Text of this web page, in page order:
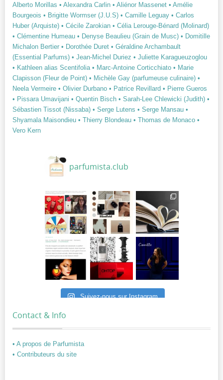
Alberto Morillas • Alexandra Carlin • Aliénor Massenet • Amélie
Bourgeois • Brigitte Wormser (J.U.S) • Camille Leguay • Carlos
Huber (Arquiste) • Cécile Zarokian • Célia Lerouge-Bénard (Molinard)
• Clémentine Humeau • Denyse Beaulieu (Grain de Musc) • Domitille
Michalon Bertier • Dorothée Duret • Géraldine Archambault
(Essential Parfums) • Jean-Michel Duriez • Juliette Karagueuzoglou
• Kathleen alias Scentifolia • Marc-Antoine Corticchiato • Marie
Clapisson (Fleur de Point) • Michèle Gay (parfumeuse culinaire) •
Neela Vermeire • Olivier Durbano • Patrice Revillard • Pierre Gueros
• Pissara Umavijani • Quentin Bisch • Sarah-Lee Chlewicki (Judith) •
Sébastien Tissot (Nissaba) • Serge Lutens • Serge Mansau •
Shyamala Maisondieu • Thierry Blondeau • Thomas de Monaco •
Vero Kern
parfumista.club
Suivez-nous sur Instagram
Contact & Info
• A propos de Parfumista
• Contributeurs du site